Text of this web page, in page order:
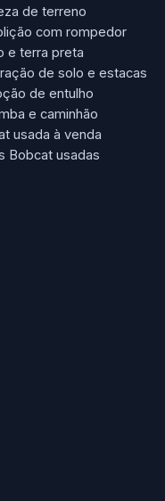
de terreno
com rompedor
e terra preta
de solo e estacas
de entulho
e caminhão
usada à venda
Bobcat usadas